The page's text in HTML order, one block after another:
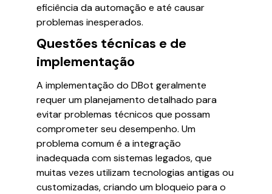
eficiência da automação e até causar
problemas inesperados.
Questões técnicas e de
implementação
A implementação do DBot geralmente
requer um planejamento detalhado para
evitar problemas técnicos que possam
comprometer seu desempenho. Um
problema comum é a integração
inadequada com sistemas legados, que
muitas vezes utilizam tecnologias antigas ou
customizadas, criando um bloqueio para o